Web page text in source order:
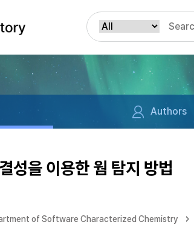
Authors
성을 이용한 웜 탐지 방법
of Software Characterized Chemistry